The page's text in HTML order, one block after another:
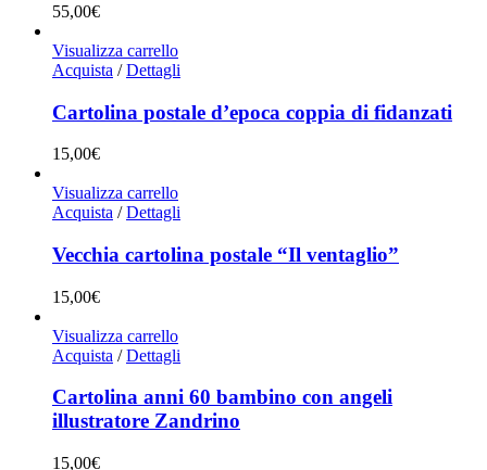
55,00€
Visualizza carrello
Acquista / Dettagli
Cartolina postale d’epoca coppia di fidanzati
15,00€
Visualizza carrello
Acquista / Dettagli
Vecchia cartolina postale “Il ventaglio”
15,00€
Visualizza carrello
Acquista / Dettagli
Cartolina anni 60 bambino con angeli
illustratore Zandrino
15,00€